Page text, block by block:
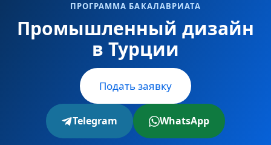
ПРОГРАММА БАКАЛАВРИАТА
Промышленный дизайн
в Турции
Подать заявку
Telegram WhatsApp